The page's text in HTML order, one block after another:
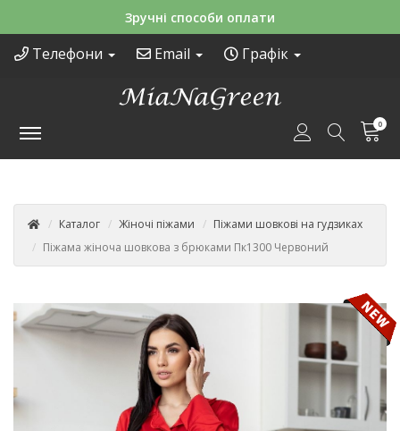
Зручні способи оплати
Телефони Email Графік
0
Каталог Жіночі піжами
Піжами шовкові на гудзиках
Піжама жіноча шовкова з брюками Пк1300 Червоний